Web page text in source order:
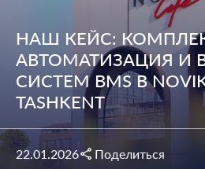
НАШ КЕЙС:
АВТОМАТИЗАЦИЯ И
СИСТЕМ BMS В
TASHKENT
22.01.2026 Поделиться